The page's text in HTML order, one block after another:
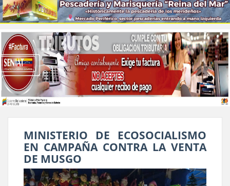
MINISTERIO DE ECOSOCIALISMO
EN CAMPAÑA CONTRA LA VENTA
DE MUSGO